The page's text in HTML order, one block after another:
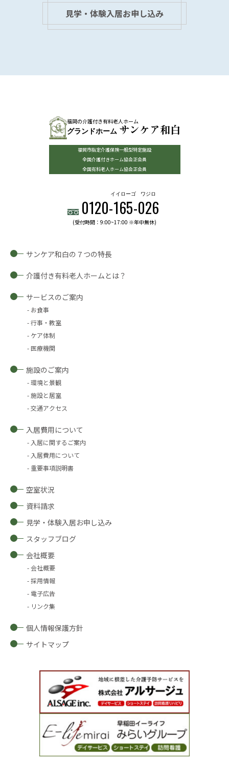
見学・体験入居お申し込み
福岡の介護付き有料老人ホーム
グランドホーム サンケア和白
福岡市指定介護保険一般型特定施設
全国介護付きホーム協会正会員
全国有料老人ホーム協会正会員
0120-165
イイローゴ
-026
ワジロ
(受付時間：9:00~17:00 ※年中無休)
サンケア和白の７つの特長
介護付き有料老人ホームとは？
サービスのご案内
お食事
行事・教室
ケア体制
医療機関
施設のご案内
環境と景観
施設と居室
交通アクセス
入居費用について
入居に関するご案内
入居費用について
重要事項説明書
空室状況
資料請求
見学・体験入居お申し込み
スタッフブログ
会社概要
会社概要
採用情報
電子広告
リンク集
個人情報保護方針
サイトマップ